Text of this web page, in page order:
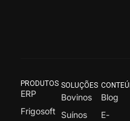
PRODUTOS
ERP
Frigosoft
SOLUÇÕES
Bovinos
Suínos
Blog
E-